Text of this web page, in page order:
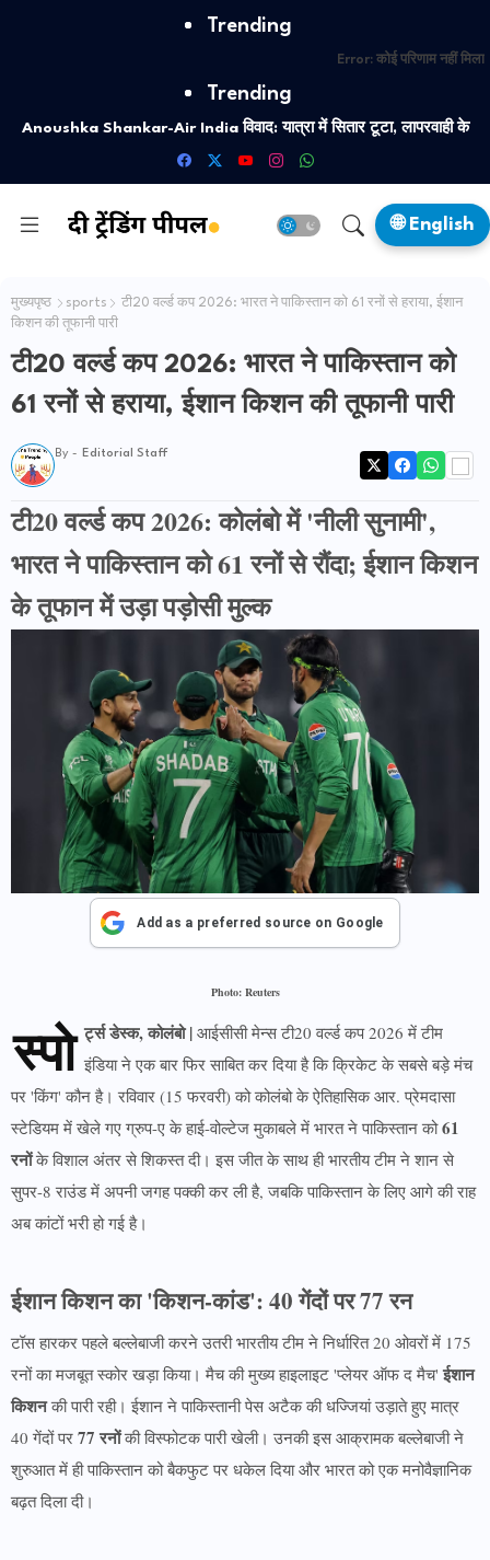
Trending
Error: कोई परिणाम नहीं मिला
Trending
Anoushka Shankar-Air India विवाद: यात्रा में सितार टूटा, लापरवाही के
आरोप
🌐 English
मुख्यपृष्ठ sports
टी20 वर्ल्ड कप 2026: भारत ने पाकिस्तान को 61 रनों से हराया, ईशान
किशन की तूफानी पारी
टी20 वर्ल्ड कप 2026: भारत ने पाकिस्तान को
61 रनों से हराया, ईशान किशन की तूफानी पारी
By - Editorial Staff
टी20 वर्ल्ड कप 2026: कोलंबो में 'नीली सुनामी',
भारत ने पाकिस्तान को 61 रनों से रौंदा; ईशान किशन
के तूफान में उड़ा पड़ोसी मुल्क
Add as a preferred source on Google
Photo: Reuters
स्पो र्ट्स डेस्क, कोलंबो | आईसीसी मेन्स टी20 वर्ल्ड कप 2026 में टीम
इंडिया ने एक बार फिर साबित कर दिया है कि क्रिकेट के सबसे बड़े मंच
पर 'किंग' कौन है। रविवार (15 फरवरी) को कोलंबो के ऐतिहासिक आर. प्रेमदासा
स्टेडियम में खेले गए ग्रुप-ए के हाई-वोल्टेज मुकाबले में भारत ने पाकिस्तान को61
रनोंके विशाल अंतर से शिकस्त दी। इस जीत के साथ ही भारतीय टीम ने शान से
सुपर-8 राउंड में अपनी जगह पक्की कर ली है, जबकि पाकिस्तान के लिए आगे की राह
अब कांटों भरी हो गई है।
ईशान किशन का 'किशन-कांड': 40 गेंदों पर 77 रन
टॉस हारकर पहले बल्लेबाजी करने उतरी भारतीय टीम ने निर्धारित 20 ओवरों में 175
रनों का मजबूत स्कोर खड़ा किया। मैच की मुख्य हाइलाइट 'प्लेयर ऑफ द मैच'ईशान
किशनकी पारी रही। ईशान ने पाकिस्तानी पेस अटैक की धज्जियां उड़ाते हुए मात्र
40 गेंदों पर 77 रनोंकी विस्फोटक पारी खेली। उनकी इस आक्रामक बल्लेबाजी ने
शुरुआत में ही पाकिस्तान को बैकफुट पर धकेल दिया और भारत को एक मनोवैज्ञानिक
बढ़त दिला दी।